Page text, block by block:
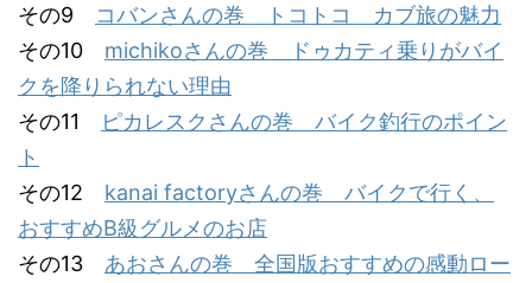
その9 コバンさんの巻 トコトコ カブ旅の魅力
その10 michikoさんの巻 ドゥカティ乗りがバイ
クを降りられない理由
その11
ピカレスクさんの巻 バイク釣行のポイン
ト
その12 kanai factoryさんの巻 バイクで行く、
おすすめB級グルメのお店
その13 あおさんの巻 全国版おすすめの感動ロー